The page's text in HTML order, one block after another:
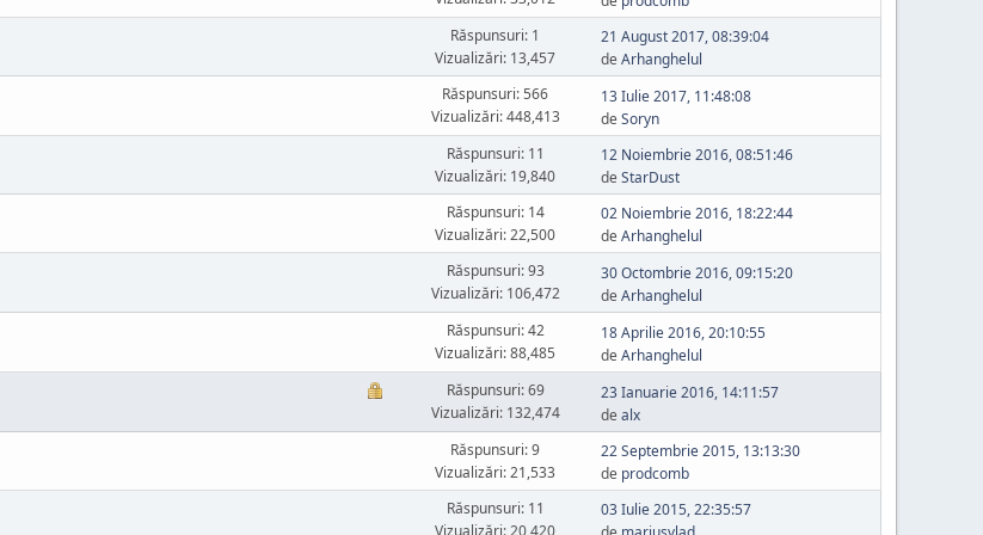
Răspunsuri: 1
Vizualizări: 13,457
21 August 2017, 08:39:04
de Arhanghelul
Răspunsuri: 566
Vizualizări: 448,413
13 Iulie 2017, 11:48:08
de Soryn
Răspunsuri: 11
Vizualizări: 19,840
12 Noiembrie 2016, 08:51:46
de StarDust
Răspunsuri: 14
Vizualizări: 22,500
02 Noiembrie 2016, 18:22:44
de Arhanghelul
Răspunsuri: 93
Vizualizări: 106,472
30 Octombrie 2016, 09:15:20
de Arhanghelul
Răspunsuri: 42
Vizualizări: 88,485
18 Aprilie 2016, 20:10:55
de Arhanghelul
Răspunsuri: 69
Vizualizări: 132,474
23 Ianuarie 2016, 14:11:57
de alx
Răspunsuri: 9
Vizualizări: 21,533
22 Septembrie 2015, 13:13:30
de prodcomb
Răspunsuri: 11
Vizualizări: 20,420
03 Iulie 2015, 22:35:57